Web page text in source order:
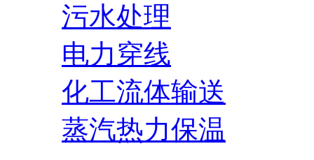
污水处理
电力穿线
化工流体输送
蒸汽热力保温